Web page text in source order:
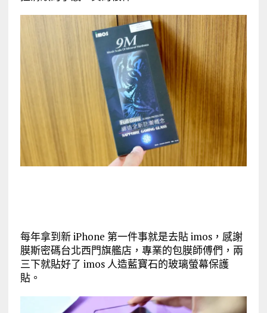
每年拿到新 iPhone 第一件事就是去貼 imos，感謝
膜斯密碼台北西門旗艦店，專業的包膜師傅們，兩
三下就貼好了 imos 人造藍寶石的玻璃螢幕保護
貼。